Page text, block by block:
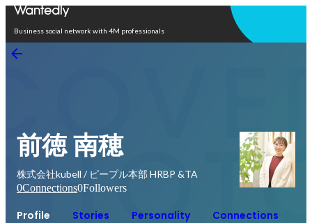
Business social network with 4M professionals
前徳 南穂
株式会社kubell / ピープル本部 HRBP &TA
0Connections0Followers
Profile Stories Personality Connections